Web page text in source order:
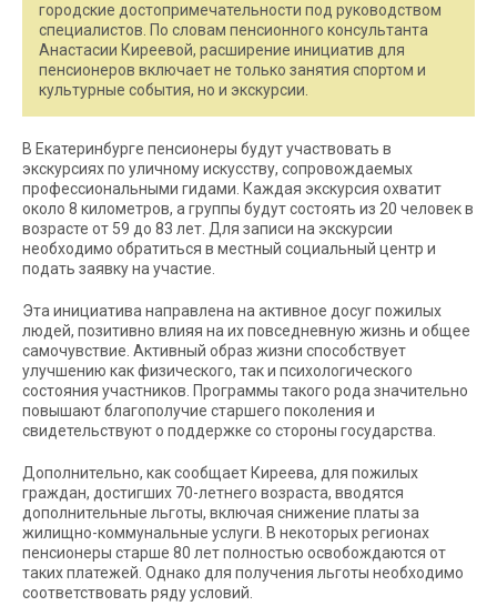
городские достопримечательности под руководством
специалистов. По словам пенсионного консультанта
Анастасии Киреевой, расширение инициатив для
пенсионеров включает не только занятия спортом и
культурные события, но и экскурсии.
В Екатеринбурге пенсионеры будут участвовать в
экскурсиях по уличному искусству, сопровождаемых
профессиональными гидами. Каждая экскурсия охватит
около 8 километров, а группы будут состоять из 20 человек в
возрасте от 59 до 83 лет. Для записи на экскурсии
необходимо обратиться в местный социальный центр и
подать заявку на участие.
Эта инициатива направлена на активное досуг пожилых
людей, позитивно влияя на их повседневную жизнь и общее
самочувствие. Активный образ жизни способствует
улучшению как физического, так и психологического
состояния участников. Программы такого рода значительно
повышают благополучие старшего поколения и
свидетельствуют о поддержке со стороны государства.
Дополнительно, как сообщает Киреева, для пожилых
граждан, достигших 70-летнего возраста, вводятся
дополнительные льготы, включая снижение платы за
жилищно-коммунальные услуги. В некоторых регионах
пенсионеры старше 80 лет полностью освобождаются от
таких платежей. Однако для получения льготы необходимо
соответствовать ряду условий.